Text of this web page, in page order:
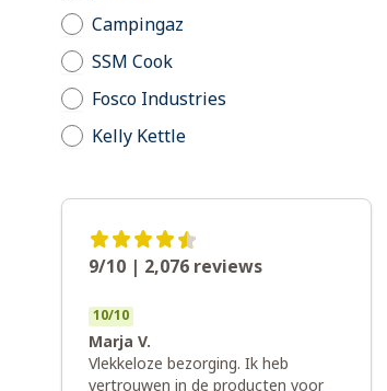
Campingaz
SSM Cook
Fosco Industries
Kelly Kettle
9/10 | 2,076 reviews
10/10
Marja V.
Vlekkeloze bezorging. Ik heb
vertrouwen in de producten voor